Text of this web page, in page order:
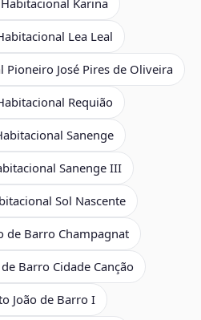
Lea Leal
José Pires de Oliveira
Requião
Sanenge
Sanenge III
Sol Nascente
de Barro Champagnat
Barro Cidade Canção
João de Barro I